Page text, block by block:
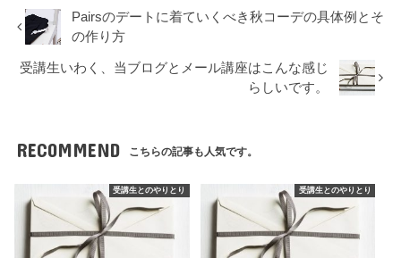
Pairsのデートに着ていくべき秋コーデの具体例とそ
の作り方
受講生いわく、当ブログとメール講座はこんな感じ
らしいです。
RECOMMEND こちらの記事も人気です。
受講生とのやりとり 受講生とのやりとり